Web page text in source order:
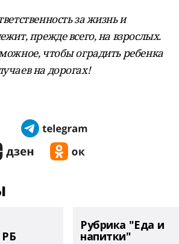
за жизнь и
прежде всего, на взрослых.
чтобы оградить ребенка
на дорогах!
Рубрика "Еда и
напитки"